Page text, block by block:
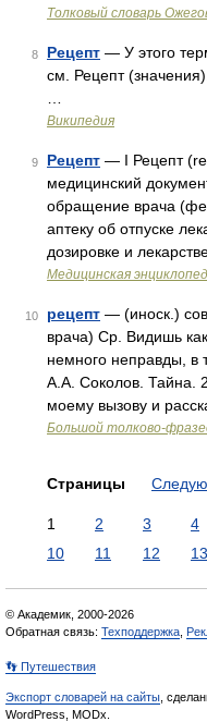
Толковый словарь
8 Рецепт — У этого
см. Рецепт
Википедия
9 Рецепт — I Рецепт
медицинский
обращение врача
аптеку об отпуске
дозировке и
Медицинская
10 рецепт — (иноск.)
врача) Ср. Видишь
немного неправды, в
А.А. Соколов. Тайна.
моему вызову и
Большой толково-
Страницы
1 2 3 4
10
11 12 13
© Академик, 2000-2026
Обратная связь: Техподдержка
👣 Путешествия
Экспорт словарей на сайты ,
WordPress, MODx.